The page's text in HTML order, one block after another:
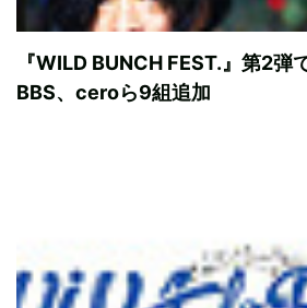
『WILD BUNCH FEST.』第2弾
BBS、ceroら9組追加